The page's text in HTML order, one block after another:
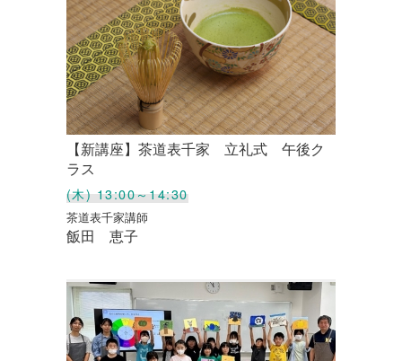
【新講座】茶道表千家 立礼式 午後ク
ラス
(木) 13:00～14:30
茶道表千家講師
飯田 恵子